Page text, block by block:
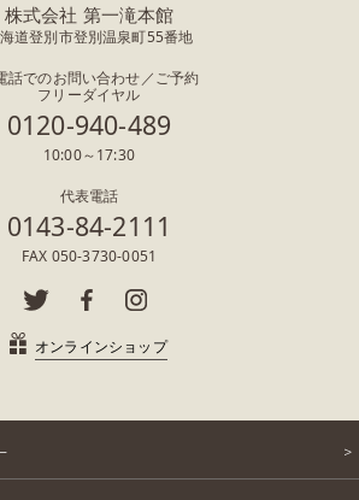
株式会社 第一滝本館
道登別市登別温泉町55番地
話でのお問い合わせ／ご予約
フリーダイヤル
0120-940-489
10:00～17:30
代表電話
0143-84-2111
FAX 050-3730-0051
オンラインショップ